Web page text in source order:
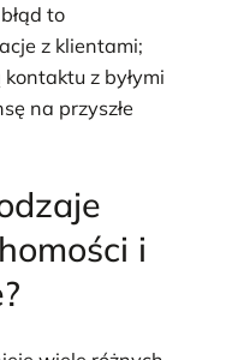
to
z klientami;
z byłymi
na przyszłe
i